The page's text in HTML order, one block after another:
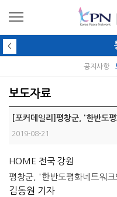
<
공지사항
보도자료
[포커데일리]평창군, '한반도
2019-08-21
HOME 전국 강원
평창군, '한반도평화네트워
김동원 기자